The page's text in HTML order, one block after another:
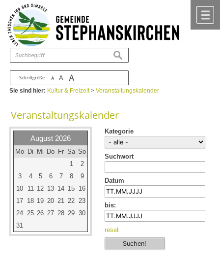
Zum Inhalt ,zur Navigation
Schriftgröße A A A
suchen
Sie sind hier: Kultur & Freizeit>Veranstaltungskalender
Veranstaltungskalender
August 2026
Mo Di Mi Do Fr Sa So
1
2
3
4 5 6 7 8
9
10
11 12 13 14 15 16
17 18 19 20 21 22 23
24 25 26 27 28 29 30
31
Kategorie
Suchwort
Datum
bis:
reset